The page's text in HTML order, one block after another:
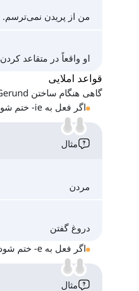
من از پریدن نمی‌ترسم.
او واقعاً در متقاعد
قواعد املایی
گاهی هنگام ساختن Gerund، املای فعل تغییر می‌کند. موارد زیر را ببینید:
اگر فعل به ie- ختم شود، قبل از افزودن ing- آن را به y- تبدیل می‌کنیم:
مثال
مردن
دروغ گفتن
اگر فعل به e- ختم شود، آن را حذف کرده و سپس ing- اضافه می‌کنیم:
مثال